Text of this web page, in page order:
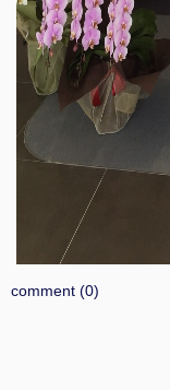
comment (0)